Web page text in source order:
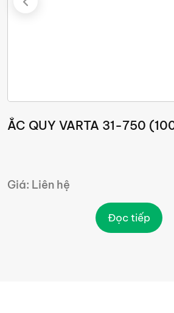
ẮC QUY VARTA 31-750
Giá: Liên hệ
Đọc tiếp